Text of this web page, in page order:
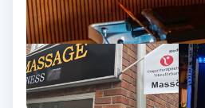
Bröllopsuppsättning
Celluliter